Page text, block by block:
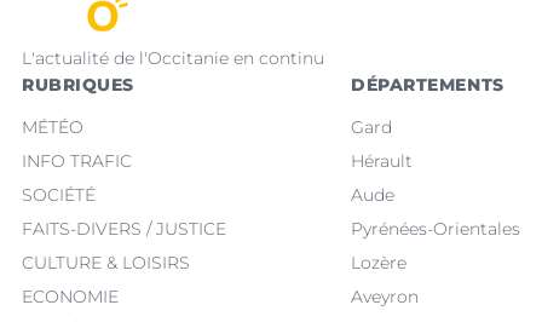
L'actualité de l'Occitanie en continu
RUBRIQUES
MÉTÉO
INFO TRAFIC
SOCIÉTÉ
FAITS-DIVERS / JUSTICE
CULTURE & LOISIRS
ECONOMIE
DÉPARTEMENTS
Gard
Hérault
Aude
Pyrénées-Orientales
Lozère
Aveyron